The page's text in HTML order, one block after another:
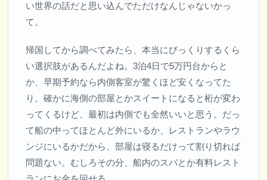
い世界の話だと思い込んでただけなんじゃないかっ
て。
帰国してから調べてみたら、本当にびっくりするくら
い選択肢があるんだよね。3泊4日で5万円台からと
か、早期予約なら内側客室が驚くほど安くなってた
り。確かに海側の部屋とかスイートになると桁が変わ
ってくるけど、最初は内側でも全然いいと思う。だっ
て船の中ってほとんど外にいるか、レストランやラウ
ンジにいるかだから、部屋は寝るだけって割り切れば
問題ない。むしろその分、船内のスパとか有料レスト